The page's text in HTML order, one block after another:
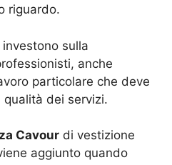
riguardo.
sulla
anche
particolare che deve
dei servizi.
Cavour di vestizione
aggiunto quando